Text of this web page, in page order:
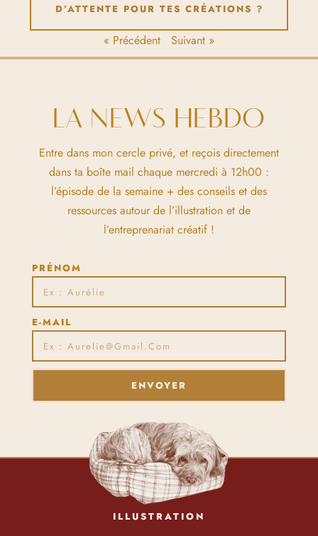
D’ATTENTE POUR TES CRÉATIONS ?
« Précédent Suivant »
LA NEWS HEBDO
Entre dans mon cercle privé, et reçois directement
dans ta boîte mail chaque mercredi à 12h00 :
l’épisode de la semaine + des conseils et des
ressources autour de l’illustration et de
l’entreprenariat créatif !
PRÉNOM
E-MAIL
ENVOYER
ILLUSTRATION